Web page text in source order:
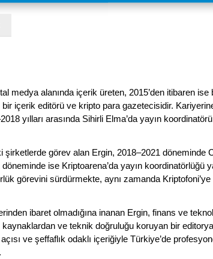
medya alanında içerik üreten, 2015’den itibaren ise
içerik editörü ve kripto para gazetecisidir.
yılları arasında Sihirli Elma’da yayın
şirketlerde görev alan Ergin, 2018–2021 döneminde
ise Kriptoarena’da yayın koordinatörlüğü
görevini sürdürmekte, aynı zamanda
ibaret olmadığına inanan Ergin, finans ve
ve teknik doğruluğu koruyan bir
ve şeffaflık odaklı içeriğiyle Türkiye’de